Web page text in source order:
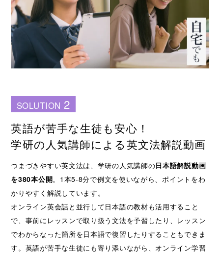
SOLUTION 2
英語が苦手な生徒も安心！
学研の人気講師による英文法解説動画
つまづきやすい英文法は、学研の人気講師の日本語解説動画
を380本公開。1本5-8分で例文を使いながら、ポイントをわ
かりやすく解説しています。
オンライン英会話と並行して日本語の教材も活用すること
で、事前にレッスンで取り扱う文法を予習したり、レッスン
でわからなった箇所を日本語で復習したりすることもできま
す。英語が苦手な生徒にも寄り添いながら、オンライン学習